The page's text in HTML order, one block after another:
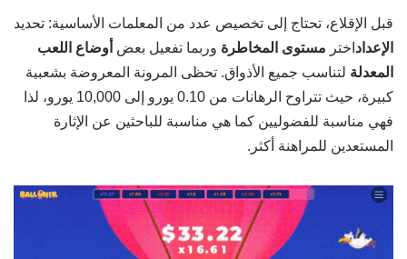
قبل الإقلاع، تحتاج إلى تخصيص عدد من المعلمات الأساسية: تحديد
الإعداد اختر مستوى المخاطرة وربما تفعيل بعض أوضاع اللعب
المعدلة لتناسب جميع الأذواق. تحظى المرونة المعروضة بشعبية
كبيرة، حيث تتراوح الرهانات من 0.10 يورو إلى 10,000 يورو، لذا
فهي مناسبة للفضوليين كما هي مناسبة للباحثين عن الإثارة
المستعدين للمراهنة أكثر.